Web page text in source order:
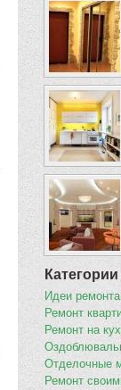
Категории
Идеи
Ремонт
Ремонт на
Отделочные
Ремонт